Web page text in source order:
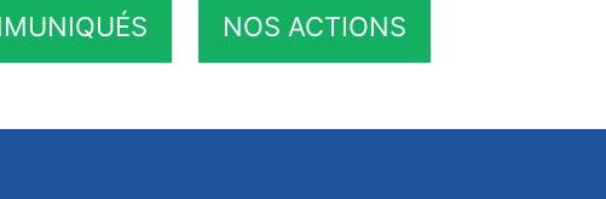
NOS ACTIONS